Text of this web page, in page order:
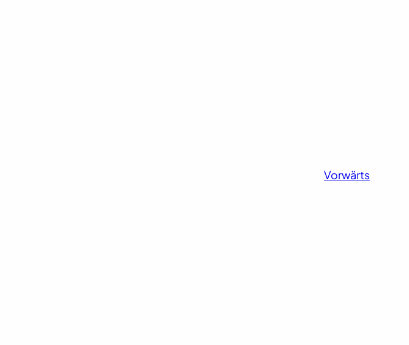
Vorwärts